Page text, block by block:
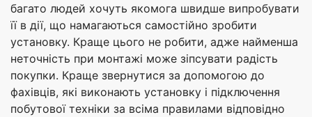
багато людей хочуть якомога швидше випробувати
її в дії, що намагаються самостійно зробити
установку. Краще цього не робити, адже найменша
неточність при монтажі може зіпсувати радість
покупки. Краще звернутися за допомогою до
фахівців, які виконають установку і підключення
побутової техніки за всіма правилами відповідно